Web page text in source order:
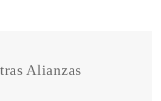
Alianzas